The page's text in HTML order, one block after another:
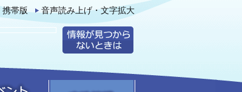
携帯版 音声読み上げ・文字拡大